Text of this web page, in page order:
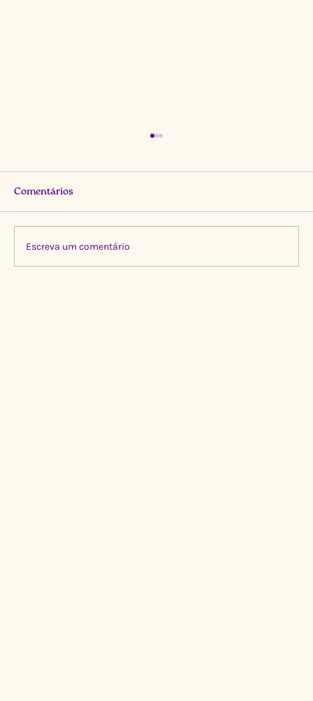
Comentários
Escreva um comentário